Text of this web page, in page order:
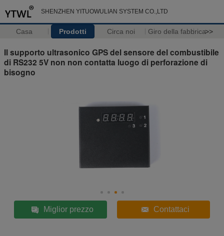
SHENZHEN YITUOWULIAN SYSTEM CO.,LTD
Casa Prodotti Circa noi Giro della fabbrica>>
Il supporto ultrasonico GPS del sensore del combustibile
di RS232 5V non non contatta luogo di perforazione di
bisogno
Miglior prezzo Contattaci